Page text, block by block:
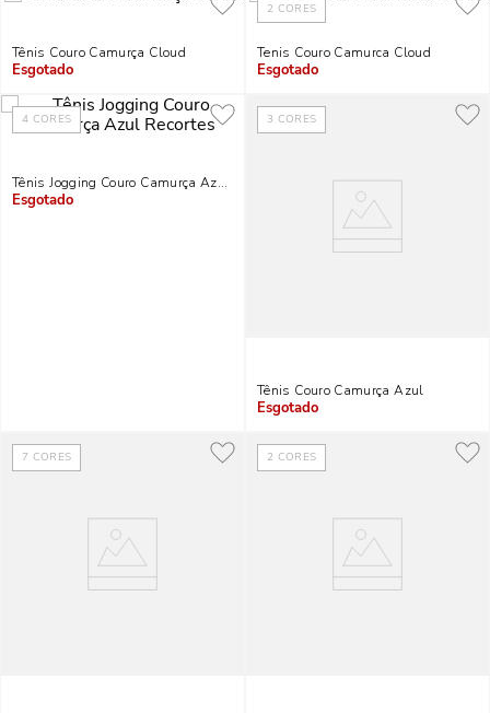
Tênis Couro Camurça Cloud
Indisponível
2 CORES
Tenis Couro Camurca Cloud
Indisponível
4 CORES
Tênis Jogging Couro Camurça Azul Recortes
Indisponível
3 CORES
Tênis Couro Camurça Azul
Indisponível
7 CORES 2 CORES